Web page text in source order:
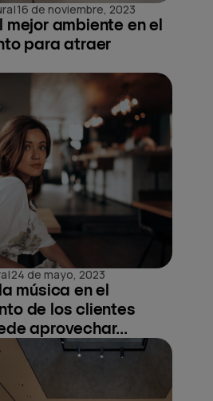
|16 de noviembre, 2023
mejor ambiente en el
para atraer
|24 de mayo, 2023
música en el
de los clientes
aprovechar...